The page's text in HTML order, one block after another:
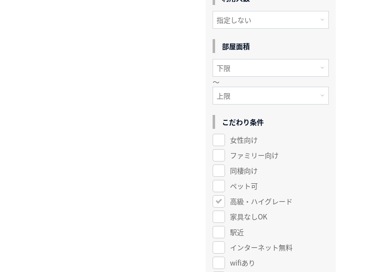
部屋面積
～
こだわり条件
女性向け
ファミリー向け
同棲向け
ペット可
高級・ハイグレード
家具なしOK
駅近
インターネット無料
wifiあり